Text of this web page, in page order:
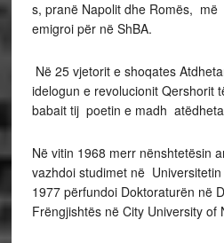
s, pranë Napolit dhe Romës, më
emigroi për në ShBA.
Në 25 vjetorit e shoqates
idelogun e revolucionit
babait tij poetin e madh
Në vitin 1968 merr nënshtetësin
vazhdoi studimet në
1977 përfundoi Doktoraturën në
Frëngjishtës në City University of